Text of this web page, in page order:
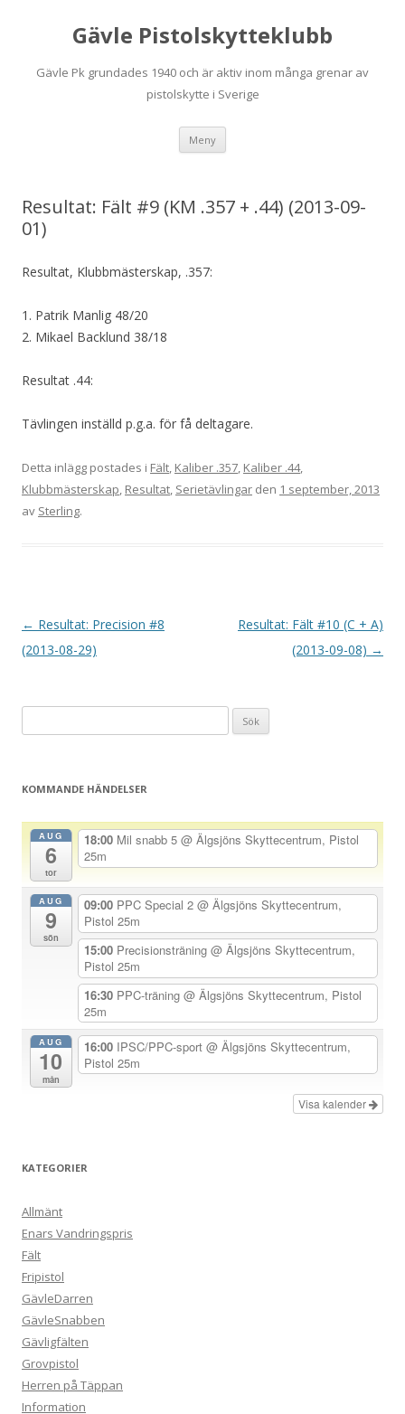
Gävle Pistolskytteklubb
Gävle Pk grundades 1940 och är aktiv inom många grenar av
pistolskytte i Sverige
Meny
Resultat: Fält #9 (KM .357 + .44) (2013-09-
01)
Resultat, Klubbmästerskap, .357:
1. Patrik Manlig 48/20
2. Mikael Backlund 38/18
Resultat .44:
Tävlingen inställd p.g.a. för få deltagare.
Detta inlägg postades i Fält, Kaliber .357, Kaliber .44,
Klubbmästerskap, Resultat, Serietävlingar den 1 september, 2013
av Sterling.
I
n
a
g
g
← Resultat: Precision #8
(2013-08-29)
Resultat: Fält #10 (C + A)
(2013-09-08) →
efter:
KOMMANDE HÄNDELSER
AUG
6
tor
18:00 Mil snabb 5 @ Älgsjöns Skyttecentrum, Pistol
25m
AUG
9
sön
09:00 PPC Special 2 @ Älgsjöns Skyttecentrum,
Pistol 25m
15:00 Precisionsträning @ Älgsjöns Skyttecentrum,
Pistol 25m
16:30 PPC-träning @ Älgsjöns Skyttecentrum, Pistol
25m
AUG
10
mån
16:00 IPSC/PPC-sport @ Älgsjöns Skyttecentrum,
Pistol 25m
Visa kalender
KATEGORIER
Allmänt
Enars Vandringspris
Fält
Fripistol
GävleDarren
GävleSnabben
Gävligfälten
Grovpistol
Herren på Täppan
Information